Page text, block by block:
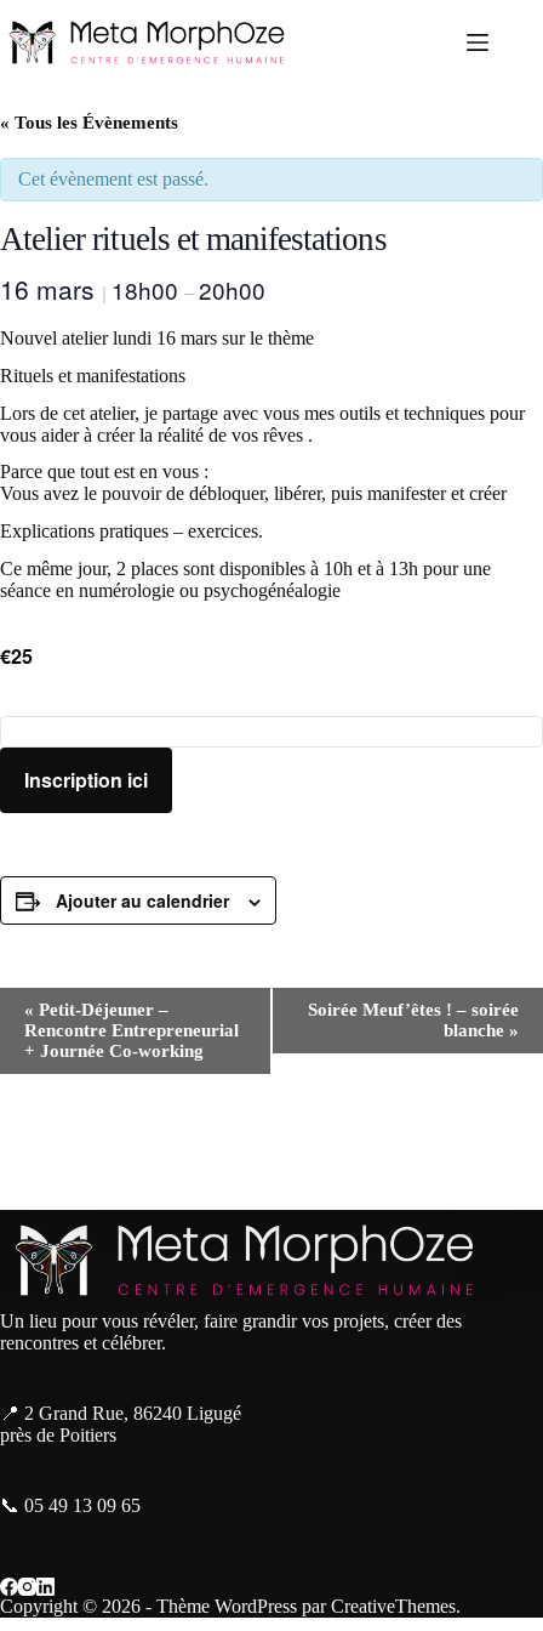
au
contenu
« Tous les Évènements
Cet évènement est passé.
Atelier rituels et manifestations
16 mars | 18h00 –20h00
Nouvel atelier lundi 16 mars sur le thème
Rituels et manifestations
Lors de cet atelier, je partage avec vous mes outils et techniques pour
vous aider à créer la réalité de vos rêves .
Parce que tout est en vous :
Vous avez le pouvoir de débloquer, libérer, puis manifester et créer
Explications pratiques – exercices.
Ce même jour, 2 places sont disponibles à 10h et à 13h pour une
séance en numérologie ou psychogénéalogie
€25
Inscription ici
Ajouter au calendrier
É
m
e
« Petit-Déjeuner –
Rencontre Entrepreneurial
+ Journée Co-working
Soirée Meuf’êtes ! – soirée
blanche »
Un lieu pour vous révéler, faire grandir vos projets, créer des
rencontres et célébrer.
📍 2 Grand Rue, 86240 Ligugé
près de Poitiers
📞 05 49 13 09 65
Copyright © 2026 - Thème WordPress parCreativeThemes.